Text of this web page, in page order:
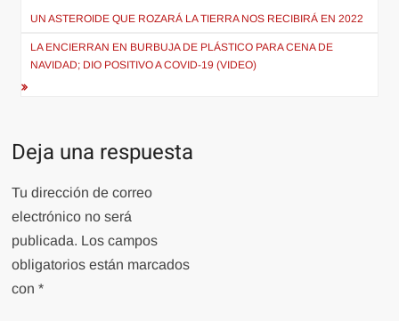
de
entradas
UN ASTEROIDE QUE ROZARÁ LA TIERRA NOS RECIBIRÁ EN 2022
LA ENCIERRAN EN BURBUJA DE PLÁSTICO PARA CENA DE
NAVIDAD; DIO POSITIVO A COVID-19 (VIDEO)
Deja una respuesta
Tu dirección de correo
electrónico no será
publicada. Los campos
obligatorios están marcados
con*